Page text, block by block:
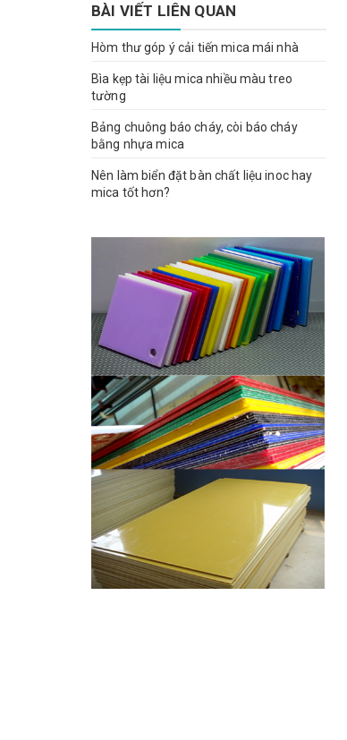
BÀI VIẾT LIÊN QUAN
Hòm thư góp ý cải tiến mica mái nhà
Bìa kẹp tài liệu mica nhiều màu treo
tường
Bảng chuông báo cháy, còi báo cháy
bằng nhựa mica
Nên làm biển đặt bàn chất liệu inoc hay
mica tốt hơn?